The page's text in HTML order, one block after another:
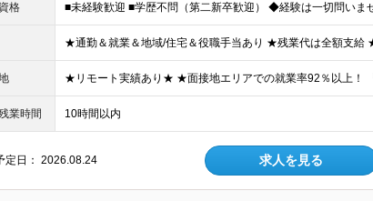
格
業時間 10時間以内
定日：2026.08.24 求人を見る